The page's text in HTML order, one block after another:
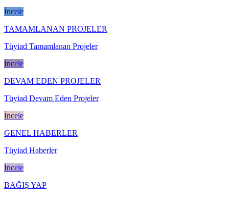
İncele
TAMAMLANAN PROJELER
Tüyiad Tamamlanan Projeler
İncele
DEVAM EDEN PROJELER
Tüyiad Devam Eden Projeler
İncele
GENEL HABERLER
Tüyiad Haberler
İncele
BAĞIŞ YAP